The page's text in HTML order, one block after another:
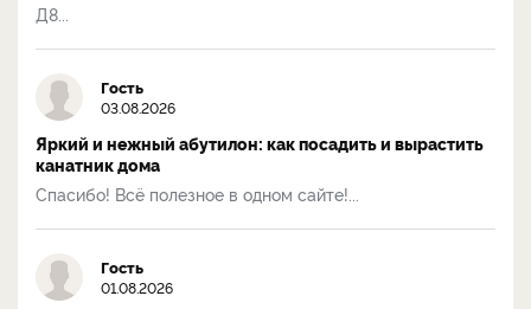
Д8...
Гость
03.08.2026
Яркий и нежный абутилон: как посадить и вырастить
канатник дома
Спасибо! Всё полезное в одном сайте!...
Гость
01.08.2026